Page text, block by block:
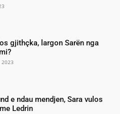
gjithçka, largon Sarën nga
e ndau mendjen, Sara vulos
Ledrin